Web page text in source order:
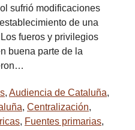
sufrió modificaciones
de una
fueros y privilegios
buena parte de la
, Audiencia de Cataluña,
, Centralización,
, Fuentes primarias,